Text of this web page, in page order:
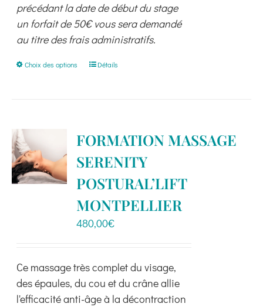
précédant la date de début du stage
un forfait de 50€ vous sera demandé
au titre des frais administratifs.
Choix des options
Ce
Les
options
peuvent
être
choisies
sur
du
produit
Détails
FORMATION MASSAGE
SERENITY
POSTURAL’LIFT
MONTPELLIER
480,00€
Ce massage très complet du visage,
des épaules, du cou et du crâne allie
l'efficacité anti-âge à la décontraction